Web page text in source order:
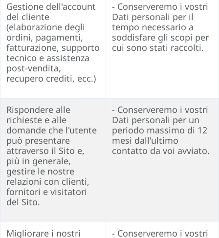
Gestione dell'account
del cliente
(elaborazione degli
ordini, pagamenti,
fatturazione, supporto
tecnico e assistenza
post-vendita,
recupero crediti, ecc.)
- Conserveremo i vostri
Dati personali per il
tempo necessario a
soddisfare gli scopi per
cui sono stati raccolti.
Rispondere alle
richieste e alle
domande che l'utente
può presentare
attraverso il Sito e,
più in generale,
gestire le nostre
relazioni con clienti,
fornitori e visitatori
del Sito.
- Conserveremo i vostri
Dati personali per un
periodo massimo di 12
mesi dall'ultimo
contatto da voi avviato.
Migliorare i nostri
- Conserveremo i vostri